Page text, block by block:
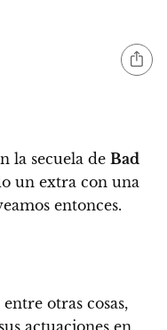
la secuela de Bad
un extra con una
entonces.
otras cosas,
actuaciones en